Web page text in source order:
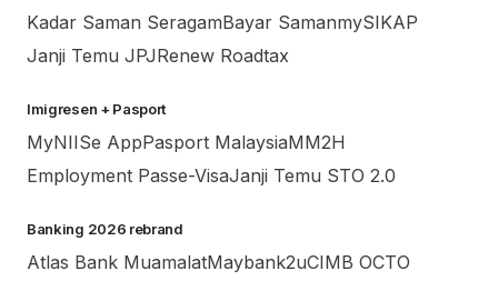
Kadar Saman SeragamBayar SamanmySIKAP
Janji Temu JPJRenew Roadtax
Imigresen + Pasport
MyNIISe AppPasport MalaysiaMM2H
Employment Passe-VisaJanji Temu STO 2.0
Banking 2026 rebrand
Atlas Bank MuamalatMaybank2uCIMB OCTO